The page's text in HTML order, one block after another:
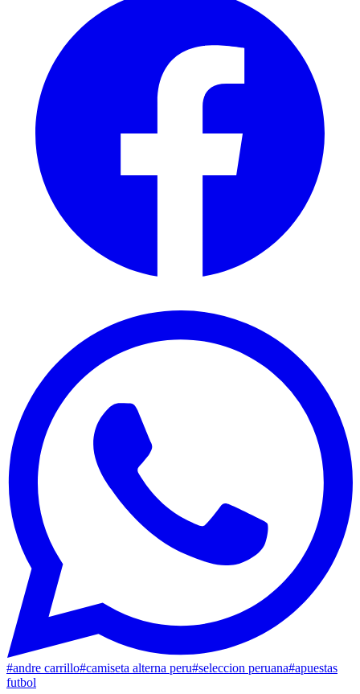
#andre carrillo#camiseta alterna peru#seleccion peruana#apuestas
futbol